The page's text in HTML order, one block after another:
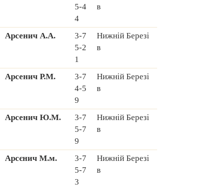
5-4
4
в
Арсенич А.А.
3-7
5-2
1
Hижній Березі
в
Арсенич Р.М.
3-7
4-5
9
Hижній Березі
в
Арсенич Ю.М.
3-7
5-7
9
Hижній Березі
в
Арсєнич М.м.
3-7
5-7
3
Hижній Березі
в